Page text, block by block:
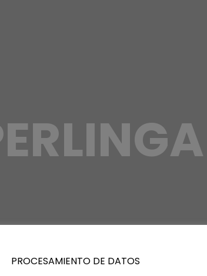
PROCESAMIENTO DE DATOS